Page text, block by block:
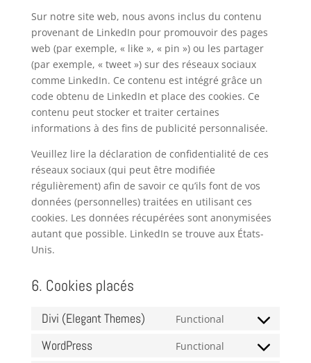
Sur notre site web, nous avons inclus du contenu
provenant de LinkedIn pour promouvoir des pages
web (par exemple, « like », « pin ») ou les partager
(par exemple, « tweet ») sur des réseaux sociaux
comme LinkedIn. Ce contenu est intégré grâce un
code obtenu de LinkedIn et place des cookies. Ce
contenu peut stocker et traiter certaines
informations à des fins de publicité personnalisée.
Veuillez lire la déclaration de confidentialité de ces
réseaux sociaux (qui peut être modifiée
régulièrement) afin de savoir ce qu’ils font de vos
données (personnelles) traitées en utilisant ces
cookies. Les données récupérées sont anonymisées
autant que possible. LinkedIn se trouve aux États-
Unis.
6. Cookies placés
Divi (Elegant Themes) Functional
Consent
WordPress Functional
Consent